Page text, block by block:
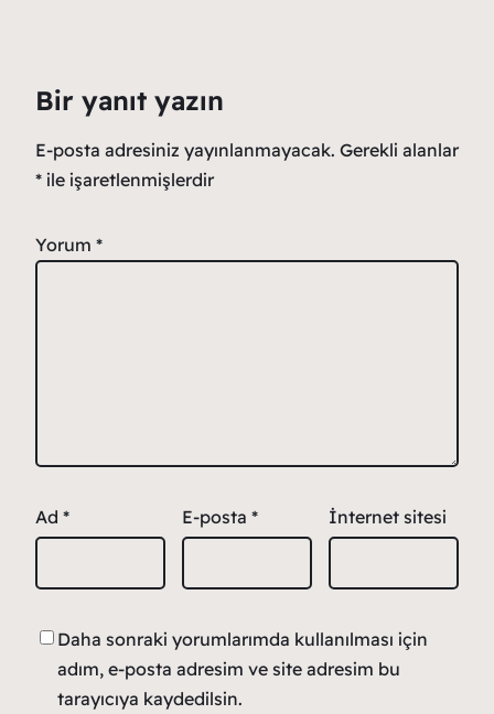
Bir yanıt yazın
E-posta adresiniz yayınlanmayacak. Gerekli alanlar
* ile işaretlenmişlerdir
Yorum *
Ad * E-posta * İnternet sitesi
Daha sonraki yorumlarımda kullanılması için
adım, e-posta adresim ve site adresim bu
tarayıcıya kaydedilsin.